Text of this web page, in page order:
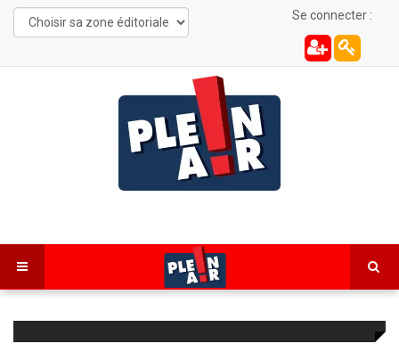
Se connecter :